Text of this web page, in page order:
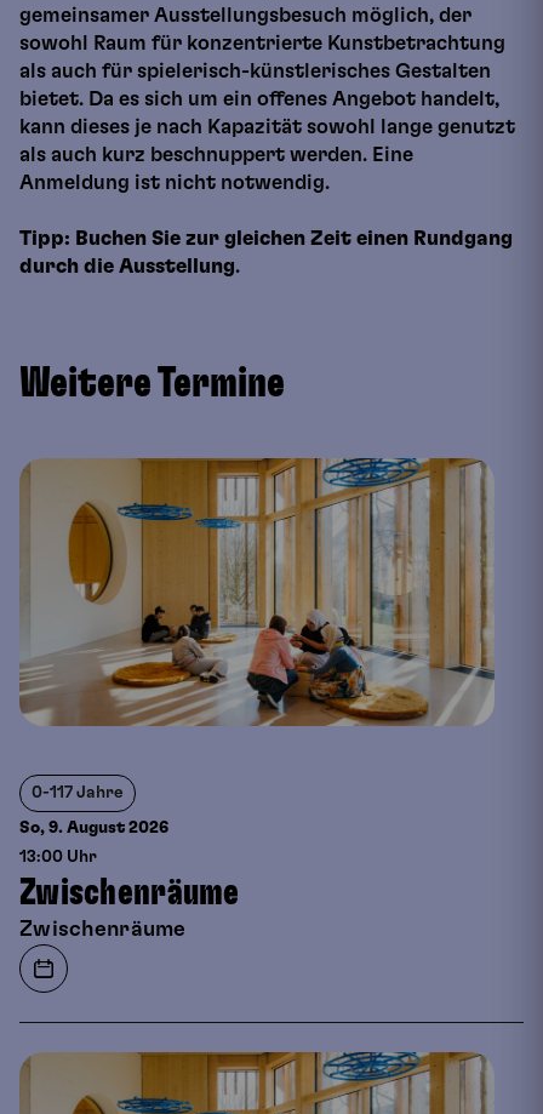
gemeinsamer Ausstellungsbesuch möglich, der
sowohl Raum für konzentrierte Kunstbetrachtung
als auch für spielerisch-künstlerisches Gestalten
bietet. Da es sich um ein offenes Angebot handelt,
kann dieses je nach Kapazität sowohl lange genutzt
als auch kurz beschnuppert werden. Eine
Anmeldung ist nicht notwendig.
Tipp: Buchen Sie zur gleichen Zeit einen Rundgang
durch die Ausstellung.
Weitere Termine
0-117 Jahre
So, 9. August 2026
13:00 Uhr
Zwischenräume
Zwischenräume